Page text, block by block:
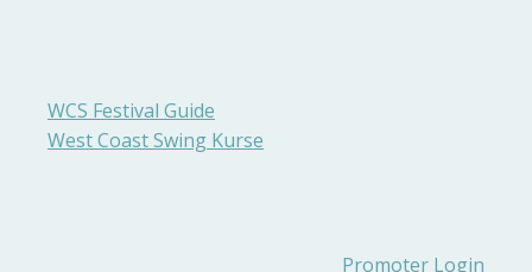
WCS Festival Guide
West Coast Swing Kurse
Promoter Login